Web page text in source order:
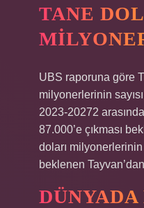
TANE
UBS raporuna göre
milyonerlerinin
2023-20272
87.000’e çıkması
doları milyonerlerinin
beklenen
DÜNYADA